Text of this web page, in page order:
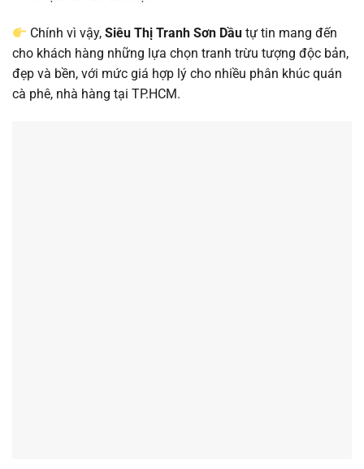
Chính vì vậy,Siêu Thị Tranh Sơn Dầu tự tin mang đến
cho khách hàng những lựa chọn tranh trừu tượng độc bản,
đẹp và bền, với mức giá hợp lý cho nhiều phân khúc quán
cà phê, nhà hàng tại TP.HCM.